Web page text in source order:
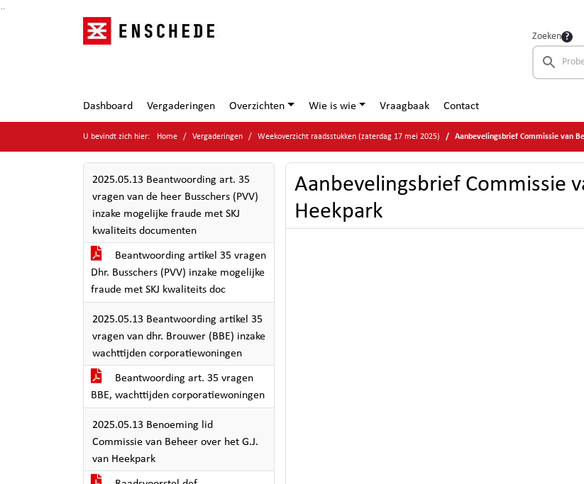
Ga naar de inhoud van deze pagina
Ga naar het zoeken
Ga naar het menu
Zoeken
Dashboard Vergaderingen Overzichten Wie is wie Vraagbaak Contact
U bevindt zich hier: Home Vergaderingen Weekoverzicht raadsstukken (zaterdag 17 mei 2025) Aanbevelingsbrief Commissie van
2025.05.13 Beantwoording art. 35
vragen van de heer Busschers (PVV)
inzake mogelijke fraude met SKJ
kwaliteits documenten
Beantwoording artikel 35 vragen
Dhr. Busschers (PVV) inzake mogelijke
fraude met SKJ kwaliteits doc
2025.05.13 Beantwoording artikel 35
vragen van dhr. Brouwer (BBE) inzake
wachttijden corporatiewoningen
Beantwoording art. 35 vragen
BBE, wachttijden corporatiewoningen
2025.05.13 Benoeming lid
Commissie van Beheer over het G.J.
van Heekpark
Aanbevelingsbrief Commissie
Heekpark